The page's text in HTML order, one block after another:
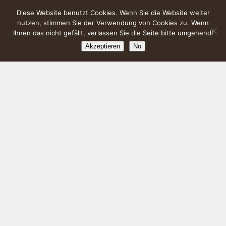
Diese Website benutzt Cookies. Wenn Sie die Website weiter
nutzen, stimmen Sie der Verwendung von Cookies zu. Wenn
Ihnen das nicht gefällt, verlassen Sie die Seite bitte umgehend!
Akzeptieren No